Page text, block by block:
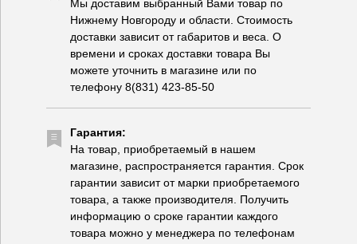
Мы доставим выбранный Вами товар по
Нижнему Новгороду и области. Стоимость
доставки зависит от габаритов и веса. О
времени и сроках доставки товара Вы
можете уточнить в магазине или по
телефону 8(831) 423-85-50
Гарантия:
На товар, приобретаемый в нашем
магазине, распространяется гарантия. Срок
гарантии зависит от марки приобретаемого
товара, а также производителя. Получить
информацию о сроке гарантии каждого
товара можно у менеджера по телефонам